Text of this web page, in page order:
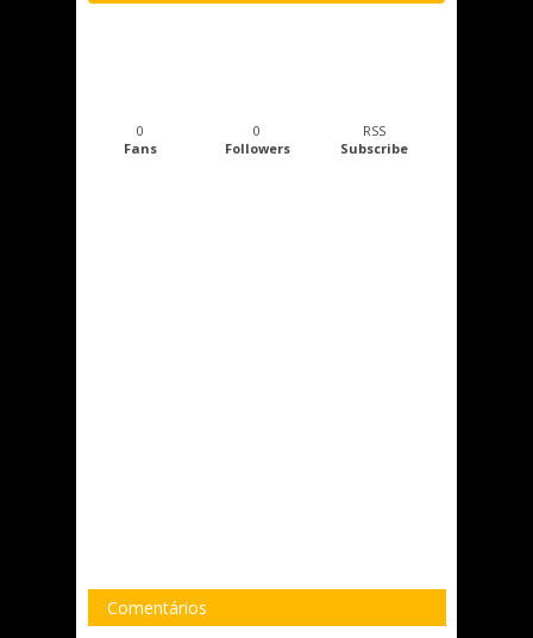
0
Fans
0
Followers
RSS
Subscribe
Comentários